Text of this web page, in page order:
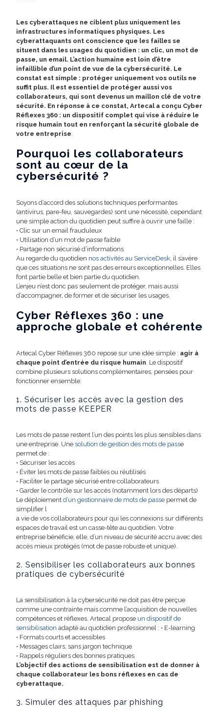
Les cyberattaques ne ciblent plus uniquement les
infrastructures informatiques physiques. Les
cyberattaquants ont conscience que les failles se
situent dans les usages du quotidien : un clic, un mot de
passe, un email. L’action humaine est loin d’être
infaillible d’un point de vue de la cybersécurité. Le
constat est simple : protéger uniquement vos outils ne
suffit plus. Il est essentiel de protéger aussi vos
collaborateurs, qui sont devenus un maillon clé de votre
sécurité. En réponse à ce constat, Artecal a conçu Cyber
Réflexes 360 : un dispositif complet qui vise à réduire le
risque humain tout en renforçant la sécurité globale de
votre entreprise
Pourquoi les collaborateurs
sont au cœur de la
cybersécurité ?
Soyons d’accord des solutions techniques performantes
(antivirus, pare-feu, sauvegardes) sont une nécessité, cependant
une simple action du quotidien peut suffire à ouvrir une faille :
• Clic sur un email frauduleux
• Utilisation d’un mot de passe faible
• Partage non sécurisé d’informations
Au regarde du quotidien nos activités au ServiceDesk , il s’avère
que ces situations ne sont pas des erreurs exceptionnelles. Elles
font partie belle et bien partie du quotidien.
L’enjeu n’est donc pas seulement de protéger, mais aussi
d’accompagner, de former et de sécuriser les usages.
Cyber Réflexes 360 : une
approche globale et cohérente
Artecal Cyber Réflexes 360 repose sur une idée simple : agir à
chaque point d’entrée du risque humain . Le dispositif
combine plusieurs solutions complémentaires, pensées pour
fonctionner ensemble.
1. Sécuriser les accès avec la gestion des
mots de passe KEEPER
Les mots de passe restent l’un des points les plus sensibles dans
une entreprise. Une solution de gestion des mots de passe
permet de :
• Sécuriser les accès
• Éviter les mots de passe faibles ou réutilisés
• Faciliter le partage sécurisé entre collaborateurs
• Garder le contrôle sur les accès (notamment lors des départs)
Le déploiement d’un gestionnaire de mots de passe permet de
simplifier l
a vie de vos collaborateurs pour qui les connexions sur différents
espaces de travail est un casse-tête au quotidien. Votre
entreprise bénéficie, elle, d’un niveau de sécurité accru avec des
accès mieux protégés (mot de passe robuste et unique).
2. Sensibiliser les collaborateurs aux bonnes
pratiques de cybersécurité
La sensibilisation à la cybersécurité ne doit pas être perçue
comme une contrainte mais comme l’acquisition de nouvelles
compétences et réflexes. Artecal propose un dispositif de
sensibilisation adapté au quotidien professionnel : • E-learning
• Formats courts et accessibles
• Messages clairs, sans jargon technique
• Rappels réguliers des bonnes pratiques
L’objectif des actions de sensibilisation est de donner à
chaque collaborateur les bons réflexes en cas de
cyberattaque.
3. Simuler des attaques par phishing